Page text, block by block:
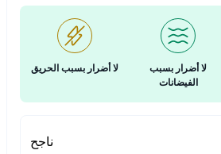
لا أضرار بسبب
الفيضانات
لا أضرار بسبب الحريق
ناجح